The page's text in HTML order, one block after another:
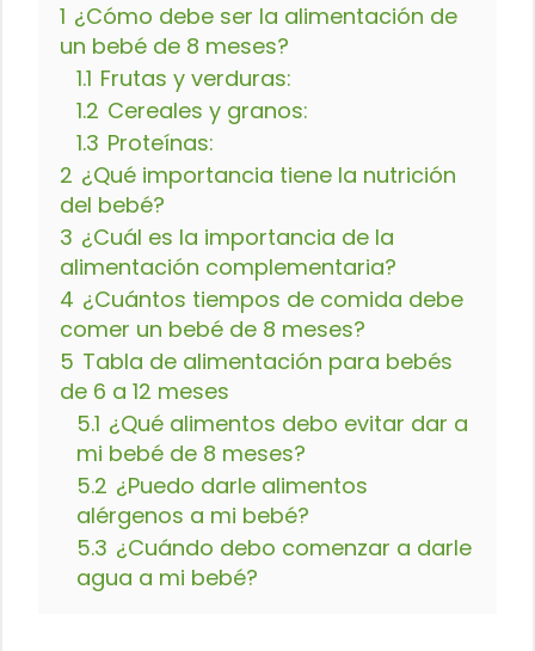
1 ¿Cómo debe ser la alimentación de
un bebé de 8 meses?
1.1 Frutas y verduras:
1.2 Cereales y granos:
1.3 Proteínas:
2 ¿Qué importancia tiene la nutrición
del bebé?
3 ¿Cuál es la importancia de la
alimentación complementaria?
4 ¿Cuántos tiempos de comida debe
comer un bebé de 8 meses?
5 Tabla de alimentación para bebés
de 6 a 12 meses
5.1 ¿Qué alimentos debo evitar dar a
mi bebé de 8 meses?
5.2 ¿Puedo darle alimentos
alérgenos a mi bebé?
5.3 ¿Cuándo debo comenzar a darle
agua a mi bebé?